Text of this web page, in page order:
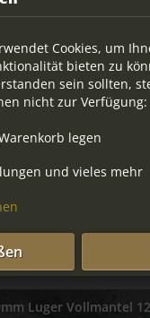
Topseller
Luger Vollmantel
Cookies, um
bieten zu
sein sollten,
nicht zur Verfügung:
legen
und vieles mehr